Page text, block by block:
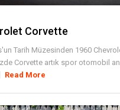
Corvette
Tarih Müzesinden 1960
Corvette artık spor otomobil
Read More